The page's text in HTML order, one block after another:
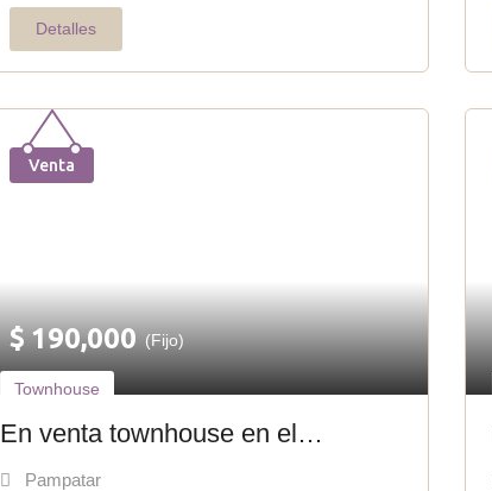
Detalles
Venta
$190,000 (Fijo)
Townhouse
En venta townhouse en el
conjunto Casas De Corintia TH-
Pampatar